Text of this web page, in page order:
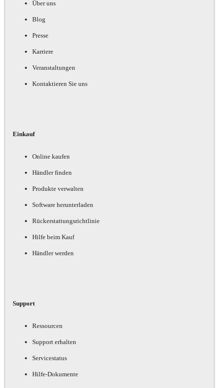
Über uns
Blog
Presse
Karriere
Veranstaltungen
Kontaktieren Sie uns
Einkauf
Online kaufen
Händler finden
Produkte verwalten
Software herunterladen
Rückerstattungsrichtlinie
Hilfe beim Kauf
Händler werden
Support
Ressourcen
Support erhalten
Servicestatus
Hilfe-Dokumente